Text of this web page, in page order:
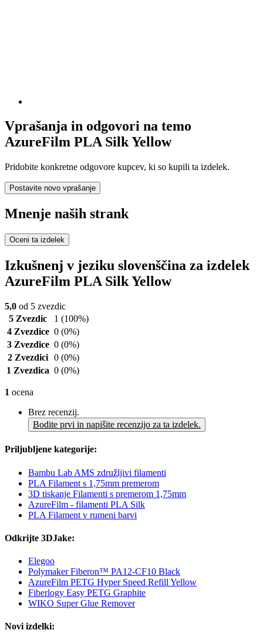
Vprašanja in odgovori na temo
AzureFilm PLA Silk Yellow
Pridobite konkretne odgovore kupcev, ki so kupili ta izdelek.
Postavite novo vprašanje
Mnenje naših strank
Oceni ta izdelek
Izkušnenj v jeziku slovenščina za izdelek
AzureFilm PLA Silk Yellow
5,0 od 5 zvezdic
5 Zvezdic
1 (100%)
4 Zvezdice 0 (0%)
3 Zvezdice 0 (0%)
2 Zvezdici 0 (0%)
1 Zvezdica 0 (0%)
1 ocena
Brez recenzij.
Bodite prvi in napišite recenzijo za ta izdelek.
Priljubljene kategorije:
Bambu Lab AMS združljivi filamenti
PLA Filament s 1,75mm premerom
3D tiskanje Filamenti s premerom 1,75mm
AzureFilm - filamenti PLA Silk
PLA Filament v rumeni barvi
Odkrijte 3DJake:
Elegoo
Polymaker Fiberon™ PA12-CF10 Black
AzureFilm PETG Hyper Speed Refill Yellow
Fiberlogy Easy PETG Graphite
WIKO Super Glue Remover
Novi izdelki: